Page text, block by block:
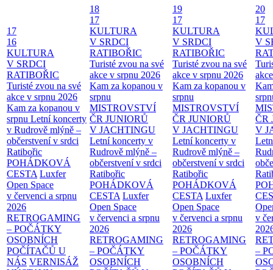
17
16
KULTURA
V SRDCI
RATIBOŘIC
Turisté zvou na své
akce v srpnu 2026
Kam za kopanou v
srpnu Letní koncerty
v Rudrově mlýně –
občerstvení v srdci
Ratibořic
POHÁDKOVÁ
CESTA Luxfer
Open Space
v červenci a srpnu
2026
RETROGAMING
– POČÁTKY
OSOBNÍCH
POČÍTAČŮ U
NÁS VERNISÁŽ
18
17
KULTURA
V SRDCI
RATIBOŘIC
Turisté zvou na své
akce v srpnu 2026
Kam za kopanou v
srpnu
MISTROVSTVÍ
ČR JUNIORŮ
V JACHTINGU
Letní koncerty v
Rudrově mlýně –
občerstvení v srdci
Ratibořic
POHÁDKOVÁ
CESTA Luxfer
Open Space
v červenci a srpnu
2026
RETROGAMING
– POČÁTKY
OSOBNÍCH
19
17
KULTURA
V SRDCI
RATIBOŘIC
Turisté zvou na své
akce v srpnu 2026
Kam za kopanou v
srpnu
MISTROVSTVÍ
ČR JUNIORŮ
V JACHTINGU
Letní koncerty v
Rudrově mlýně –
občerstvení v srdci
Ratibořic
POHÁDKOVÁ
CESTA Luxfer
Open Space
v červenci a srpnu
2026
RETROGAMING
– POČÁTKY
OSOBNÍCH
20
17
V
ČR
V
v
–